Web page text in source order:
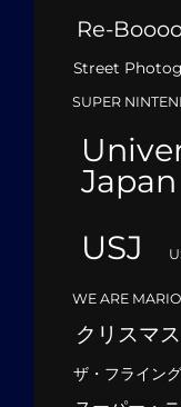
Re-
Street
SUPER
Japan
USJ
WE ARE MARIO
クリスマス
ザ・フライン